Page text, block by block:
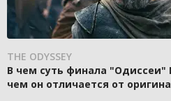
THE ODYSSEY
В чем суть финала "Одиссеи"
чем он отличается от